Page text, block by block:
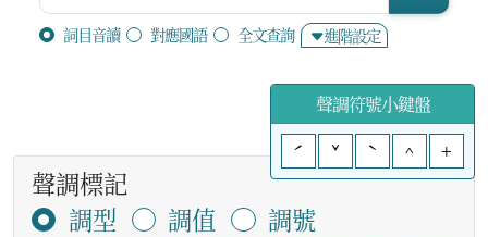
詞目音讀 對應國語 全文查詢 進階設定
聲調符號小鍵盤
ˊ
ˇ ˋ ^ +
聲調標記
調型
調值
調號